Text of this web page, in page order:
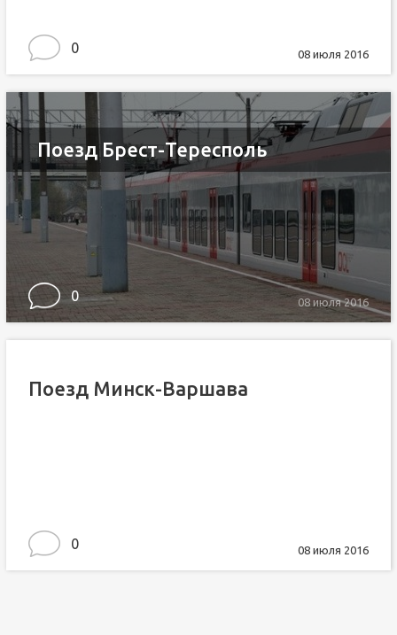
0 08 июля 2016
Поезд Брест-Тересполь
0 08 июля 2016
Поезд Минск-Варшава
0 08 июля 2016